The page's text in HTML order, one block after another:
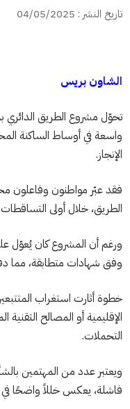
تاريخ النشر : 04/05/2025
الشاون بريس
تحوّل مشروع الطريق الدائري
واسعة في أوساط الساكنة
الإنجاز.
فقد عبّر مواطنون وفاعلون
الطريق، خلال أولى
ورغم أن المشروع كان يُعوّل
وفق شهادات متطابقة، مما
خطوة أثارت استغراب
الإقليمية أو المصالح
التحملات.
ويعتبر عدد من المهتمين
فاشلة، يعكس خللاً واضحًا في